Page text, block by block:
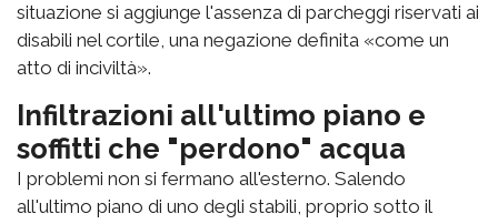
situazione si aggiunge l'assenza di parcheggi riservati ai
disabili nel cortile, una negazione definita «come un
atto di inciviltà».
Infiltrazioni all'ultimo piano e
soffitti che "perdono" acqua
I problemi non si fermano all'esterno. Salendo
all'ultimo piano di uno degli stabili, proprio sotto il